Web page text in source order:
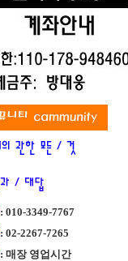
: 010-3349-7767
: 02-2267-7265
: 매장 영업시간